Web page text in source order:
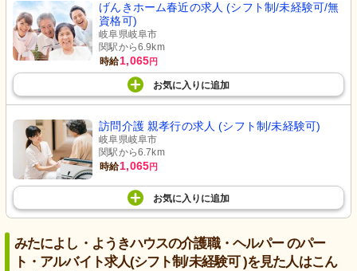
玄関
開放的なエントランスは、来訪者を温
かく迎えます。レトロな調度品が気品
ある空間を演出しています。
掲示板と時計が設置され、訪れる人を
温かく迎えます。
げんきホーム春近の求人 (シフト制/未経験可/無
資格可)
岐阜県岐阜市
関駅から6.9km
時給1,065円
お気に入り に追加
訪問介護 親孝行の求人 (シフト制/未経験可)
岐阜県岐阜市
関駅から6.7km
時給1,065円
お気に入り に追加
みたによし・ようきハウスの介護職・ヘルパー のパー
ト・アルバイト求人(シフト制/未経験可 )を見た人はこん